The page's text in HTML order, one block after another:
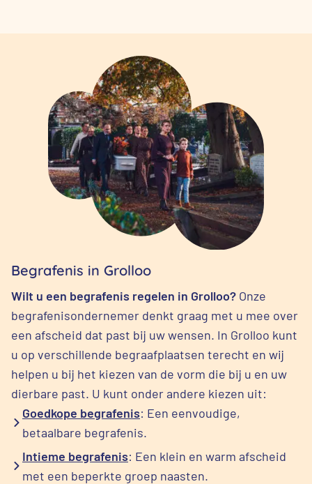
Begrafenis in Grolloo
Wilt u een begrafenis regelen in Grolloo? Onze
begrafenisondernemer denkt graag met u mee over
een afscheid dat past bij uw wensen. In Grolloo kunt
u op verschillende begraafplaatsen terecht en wij
helpen u bij het kiezen van de vorm die bij u en uw
dierbare past. U kunt onder andere kiezen uit:
Goedkope begrafenis: Een eenvoudige,
betaalbare begrafenis.
Intieme begrafenis: Een klein en warm afscheid
met een beperkte groep naasten.